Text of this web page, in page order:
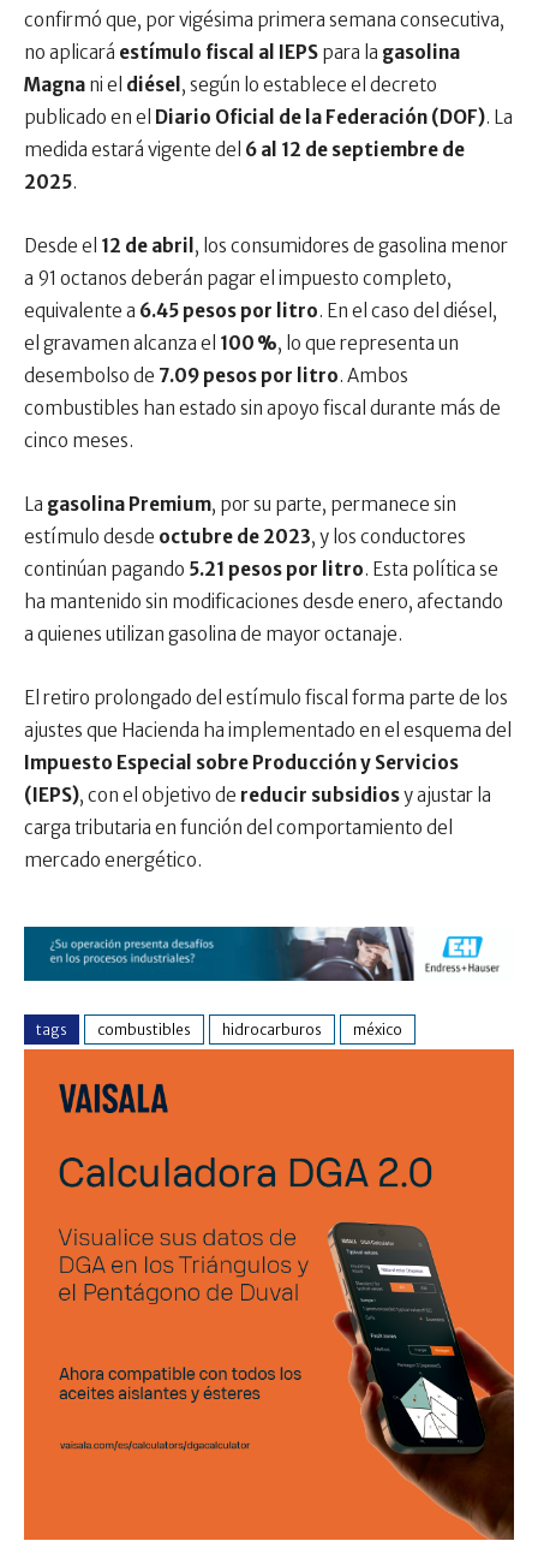
confirmó que, por vigésima primera semana consecutiva,
no aplicará estímulo fiscal al IEPS para la gasolina
Magna ni el diésel , según lo establece el decreto
publicado en el Diario Oficial de la Federación (DOF). La
medida estará vigente del 6 al 12 de septiembre de
2025.
Desde el 12 de abril , los consumidores de gasolina menor
a 91 octanos deberán pagar el impuesto completo,
equivalente a 6.45 pesos por litro. En el caso del diésel,
el gravamen alcanza el 100 %, lo que representa un
desembolso de 7.09 pesos por litro. Ambos
combustibles han estado sin apoyo fiscal durante más de
cinco meses.
La gasolina Premium, por su parte, permanece sin
estímulo desde octubre de 2023, y los conductores
continúan pagando 5.21 pesos por litro. Esta política se
ha mantenido sin modificaciones desde enero, afectando
a quienes utilizan gasolina de mayor octanaje.
El retiro prolongado del estímulo fiscal forma parte de los
ajustes que Hacienda ha implementado en el esquema del
Impuesto Especial sobre Producción y Servicios
(IEPS), con el objetivo de reducir subsidiosy ajustar la
carga tributaria en función del comportamiento del
mercado energético.
tags combustibles hidrocarburos méxico